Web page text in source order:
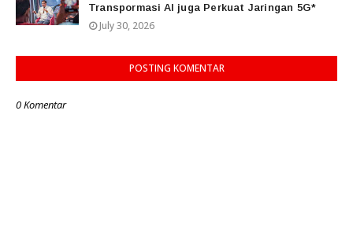
Transpormasi AI juga Perkuat Jaringan 5G*
July 30, 2026
POSTING KOMENTAR
0 Komentar